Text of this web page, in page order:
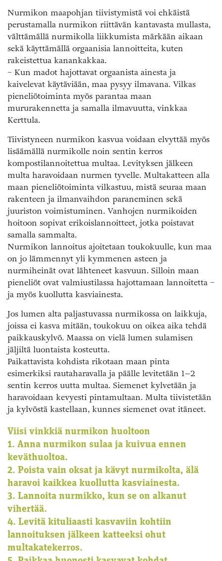
Nurmikon maapohjan tiivistymistä voi ehkäistä
perustamalla nurmikon riittävän kantavasta mullasta,
välttämällä nurmikolla liikkumista märkään aikaan
sekä käyttämällä orgaanisia lannoitteita, kuten
rakeistettua kanankakkaa.
− Kun madot hajottavat orgaanista ainesta ja
kaivelevat käytäviään, maa pysyy ilmavana. Vilkas
pieneliötoiminta myös parantaa maan
mururakennetta ja samalla ilmavuutta, vinkkaa
Kerttula.
Tiivistyneen nurmikon kasvua voidaan elvyttää myös
lisäämällä nurmikolle noin sentin kerros
kompostilannoitettua multaa. Levityksen jälkeen
multa haravoidaan nurmen tyvelle. Multakatteen alla
maan pieneliötoiminta vilkastuu, mistä seuraa maan
rakenteen ja ilmanvaihdon paraneminen sekä
juuriston voimistuminen. Vanhojen nurmikoiden
hoitoon sopivat erikoislannoitteet, jotka poistavat
samalla sammalta.
Nurmikon lannoitus ajoitetaan toukokuulle, kun maa
on jo lämmennyt yli kymmenen asteen ja
nurmiheinät ovat lähteneet kasvuun. Silloin maan
pieneliöt ovat valmiustilassa hajottamaan lannoitetta −
ja myös kuollutta kasviainesta.
Jos lumen alta paljastuvassa nurmikossa on laikkuja,
joissa ei kasva mitään, toukokuu on oikea aika tehdä
paikkauskylvö. Maassa on vielä lumen sulamisen
jäljiltä luontaista kosteutta.
Paikattavista kohdista rikotaan maan pinta
esimerkiksi rautaharavalla ja päälle levitetään 1–2
sentin kerros uutta multaa. Siemenet kylvetään ja
haravoidaan kevyesti pintamultaan. Multa tiivistetään
ja kylvöstä kastellaan, kunnes siemenet ovat itäneet.
Viisi vinkkiä nurmikon huoltoon
1. Anna nurmikon sulaa ja kuivua ennen
keväthuoltoa.
2. Poista vain oksat ja kävyt nurmikolta, älä
haravoi kaikkea kuollutta kasviainesta.
3. Lannoita nurmikko, kun se on alkanut
vihertää.
4. Levitä kituliaasti kasvaviin kohtiin
lannoituksen jälkeen katteeksi ohut
multakatekerros.